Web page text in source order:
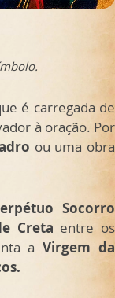
é carregada de
à oração. Por
ou uma obra
Socorro
Creta entre os
a Virgem da